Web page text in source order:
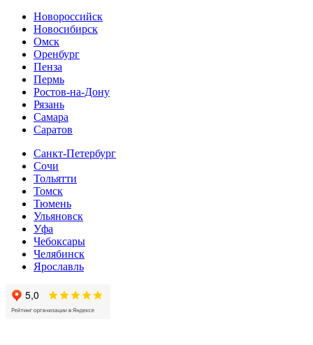
Новороссийск
Новосибирск
Омск
Оренбург
Пенза
Пермь
Ростов-на-Дону
Рязань
Самара
Cаратов
Санкт-Петербург
Сочи
Тольятти
Томск
Тюмень
Ульяновск
Уфа
Чебоксары
Челябинск
Ярославль